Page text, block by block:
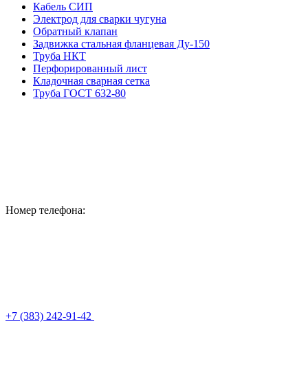
Кабель СИП
Электрод для сварки чугуна
Обратный клапан
Задвижка стальная фланцевая Ду-150
Труба НКТ
Перфорированный лист
Кладочная сварная сетка
Труба ГОСТ 632-80
Номер телефона:
+7 (383) 242-91-42